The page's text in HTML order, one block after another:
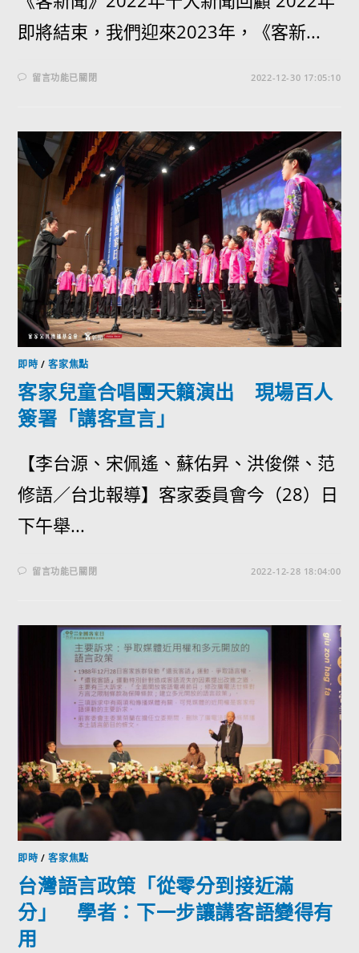
即將結束，我們迎來2023年，《客新...
留言功能已關閉 2022-12-30 17:05:10
即時 /客家焦點
客家兒童合唱團天籟演出 現場百人
簽署「講客宣言」
【李台源、宋佩遙、蘇佑昇、洪俊傑、范
修語／台北報導】客家委員會今（28）日
下午舉...
留言功能已關閉 2022-12-28 18:04:00
即時 /客家焦點
台灣語言政策「從零分到接近滿
分」 學者：下一步讓講客語變得有
用